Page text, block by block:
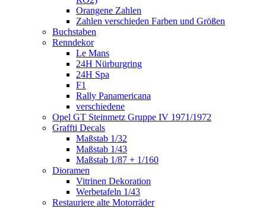
Orangene Zahlen
Zahlen verschieden Farben und Größen
Buchstaben
Renndekor
Le Mans
24H Nürburgring
24H Spa
F1
Rally Panamericana
verschiedene
Opel GT Steinmetz Gruppe IV 1971/1972
Graffti Decals
Maßstab 1/32
Maßstab 1/43
Maßstab 1/87 + 1/160
Dioramen
Vitrinen Dekoration
Werbetafeln 1/43
Restauriere alte Motorräder